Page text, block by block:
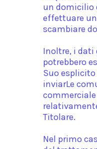
un domicilio
effettuare
scambiare
Inoltre, i dati
potrebbero
Suo
inviarLe
Titolare.
Nel primo